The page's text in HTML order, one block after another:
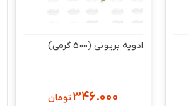
ادویه بریونی (500 گرمی)
346.000تومان